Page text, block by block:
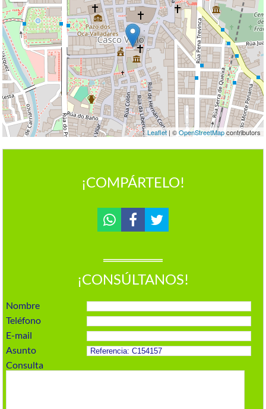
Leaflet| ©OpenStreetMapcontributors
¡COMPÁRTELO!
¡CONSÚLTANOS!
Nombre
Teléfono
E-mail
Asunto
Consulta